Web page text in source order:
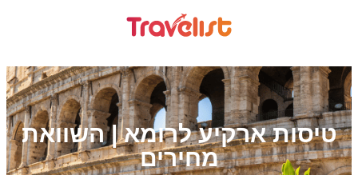
טיסות ארקיע לרומא | השוואת
מחירים